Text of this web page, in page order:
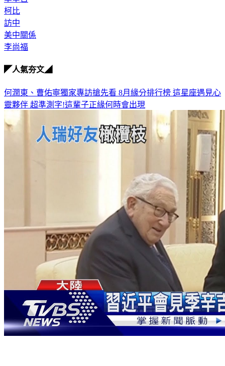
柯比
訪中
美中關係
李尚福
◤人氣夯文◢
何潤東、曹佑寧獨家專訪搶先看 8月緣分排行榜 這星座遇見心
靈夥伴 超準測字!這輩子正緣何時會出現